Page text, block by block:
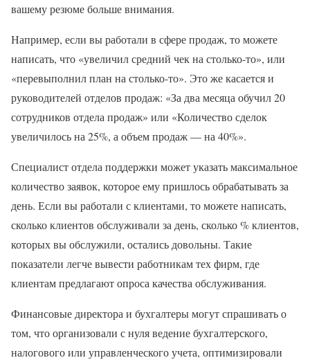
вашему резюме больше внимания.
Например, если вы работали в сфере продаж, то можете
написать, что «увеличил средний чек на столько-то», или
«перевыполнил план на столько-то». Это же касается и
руководителей отделов продаж: «За два месяца обучил 20
сотрудников отдела продаж» или «Количество сделок
увеличилось на 25%, а объем продаж — на 40%».
Специалист отдела поддержки может указать максимальное
количество заявок, которое ему пришлось обрабатывать за
день. Если вы работали с клиентами, то можете написать,
сколько клиентов обслуживали за день, сколько % клиентов,
которых вы обслужили, остались довольны. Такие
показатели легче вывести работникам тех фирм, где
клиентам предлагают опроса качества обслуживания.
Финансовые директора и бухгалтеры могут спрашивать о
том, что организовали с нуля ведение бухгалтерского,
налогового или управленческого учета, оптимизировали